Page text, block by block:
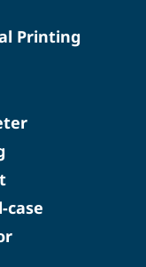
Printing
case